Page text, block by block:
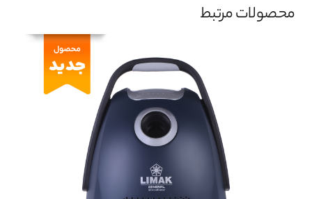
محصولات مرتبط